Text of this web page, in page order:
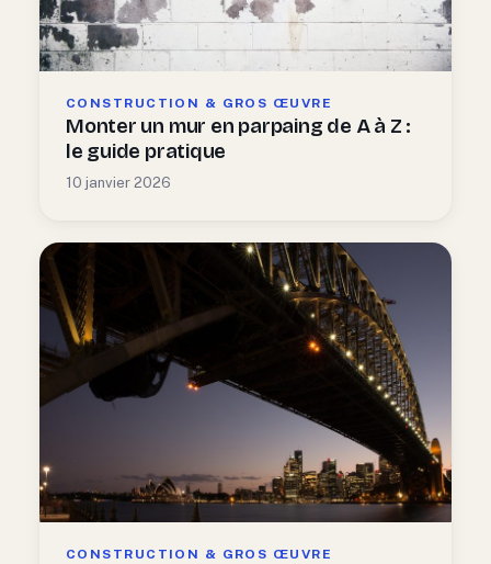
CONSTRUCTION & GROS ŒUVRE
Monter un mur en parpaing de A à Z :
le guide pratique
10 janvier 2026
CONSTRUCTION & GROS ŒUVRE